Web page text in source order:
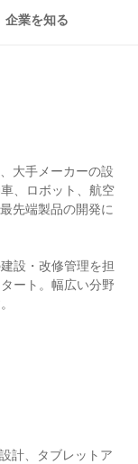
企業を知る
大手メーカーの設
、ロボット、航空
先端製品の開発に
設・改修管理を担
ート。幅広い分野
計、タブレットア